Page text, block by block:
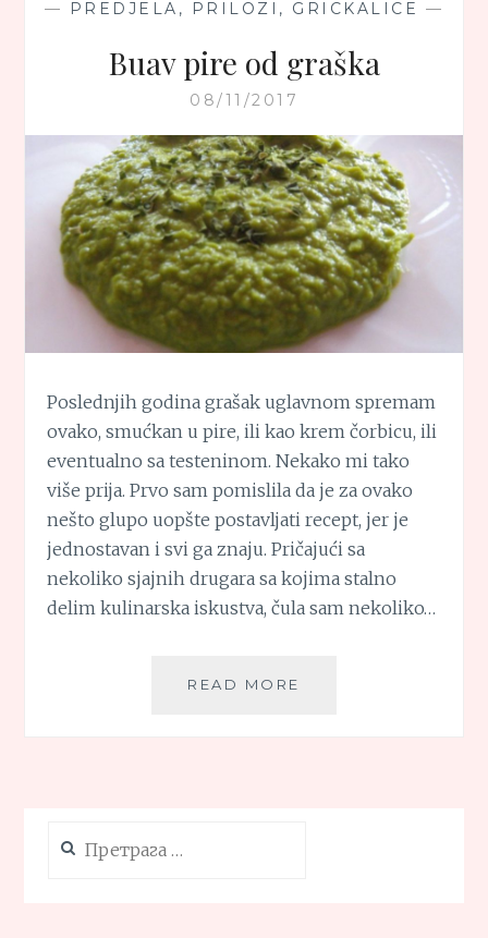
— PREDJELA, PRILOZI, GRICKALICE —
Buav pire od graška
08/11/2017
Poslednjih godina grašak uglavnom spremam
ovako, smućkan u pire, ili kao krem čorbicu, ili
eventualno sa testeninom. Nekako mi tako
više prija. Prvo sam pomislila da je za ovako
nešto glupo uopšte postavljati recept, jer je
jednostavan i svi ga znaju. Pričajući sa
nekoliko sjajnih drugara sa kojima stalno
delim kulinarska iskustva, čula sam nekoliko…
READ MORE
за: